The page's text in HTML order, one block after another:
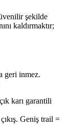
şekilde
kaldırmaktır;
geri inmez.
karı garantili
Geniş trail =